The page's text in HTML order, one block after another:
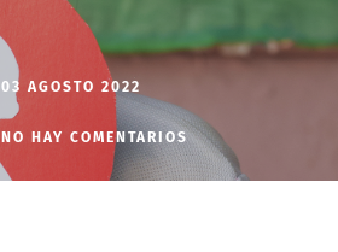
03 AGOSTO 2022
NO HAY COMENTARIOS